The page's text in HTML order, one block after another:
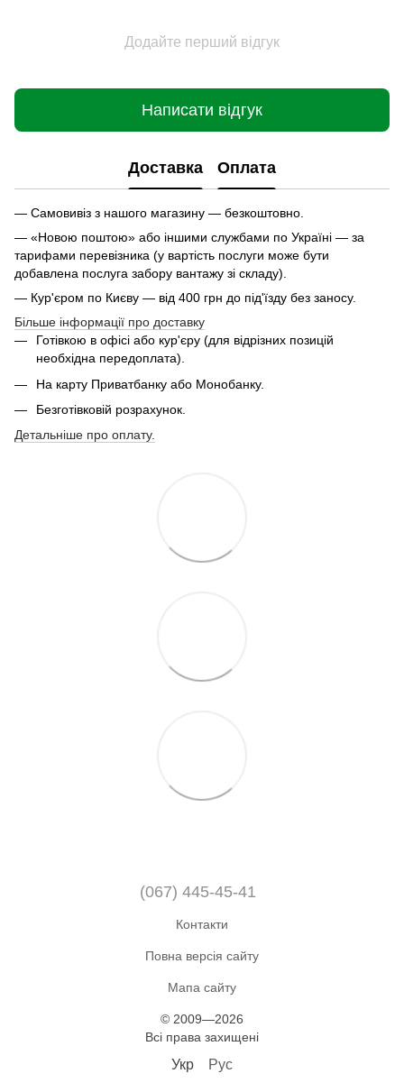
Додайте перший відгук
Написати відгук
Доставка Оплата
— Самовивіз з нашого магазину — безкоштовно.
— «Новою поштою» або іншими службами по Україні — за
тарифами перевізника (у вартість послуги може бути
добавлена послуга забору вантажу зі складу).
— Кур'єром по Києву — від 400 грн до під'їзду без заносу.
Більше інформації про доставку
Готівкою в офісі або кур'єру (для відрізних позицій
необхідна передоплата).
На карту Приватбанку або Монобанку.
Безготівковій розрахунок.
Детальніше про оплату.
(067) 445-45-41
Контакти
Повна версія сайту
Мапа сайту
© 2009—2026
Всі права захищені
Укр Рус